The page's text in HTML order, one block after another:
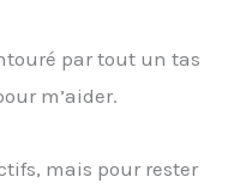
par tout un tas
m’aider.
mais pour rester